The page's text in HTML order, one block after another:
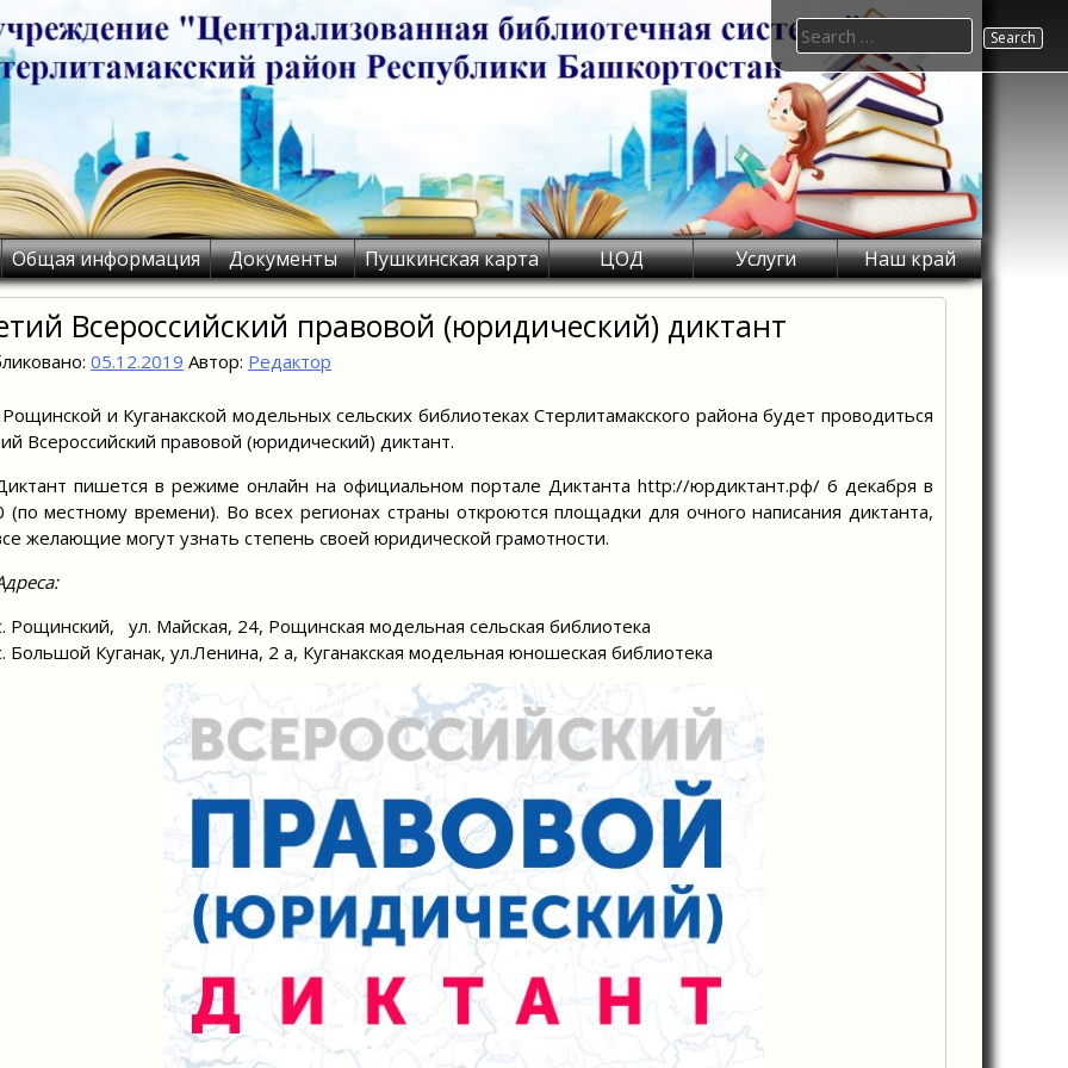
Общая информация Документы Пушкинская карта ЦОД Услуги Наш край
Search
for:
Всероссийский правовой (юридический) диктант
05.12.2019 Автор: Редактор
и Куганакской модельных сельских библиотеках Стерлитамакского района будет проводиться
Всероссийский правовой (юридический) диктант.
пишется в режиме онлайн на официальном портале Диктанта http://юрдиктант.рф/ 6 декабря в
(по местному времени). Во всех регионах страны откроются площадки для очного написания диктанта,
желающие могут узнать степень своей юридической грамотности.
Рощинский, ул. Майская, 24, Рощинская модельная сельская библиотека
Большой Куганак, ул.Ленина, 2 а, Куганакская модельная юношеская библиотека